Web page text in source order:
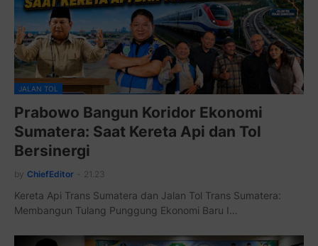
JALAN TOL
Prabowo Bangun Koridor Ekonomi
Sumatera: Saat Kereta Api dan Tol
Bersinergi
by ChiefEditor 21.23
Kereta Api Trans Sumatera dan Jalan Tol Trans Sumatera:
Membangun Tulang Punggung Ekonomi Baru I…